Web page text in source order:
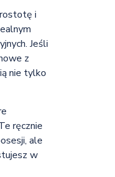
i
Jeśli
z
nie tylko
ręcznie
ale
w